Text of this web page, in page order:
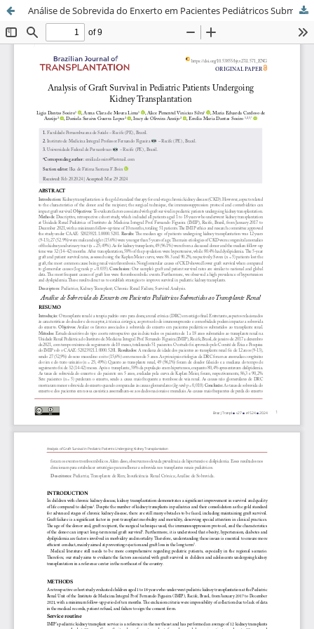
Análise de Sobrevida do Enxerto em Pacientes Pediátricos Submetidos ao Transplante Renal